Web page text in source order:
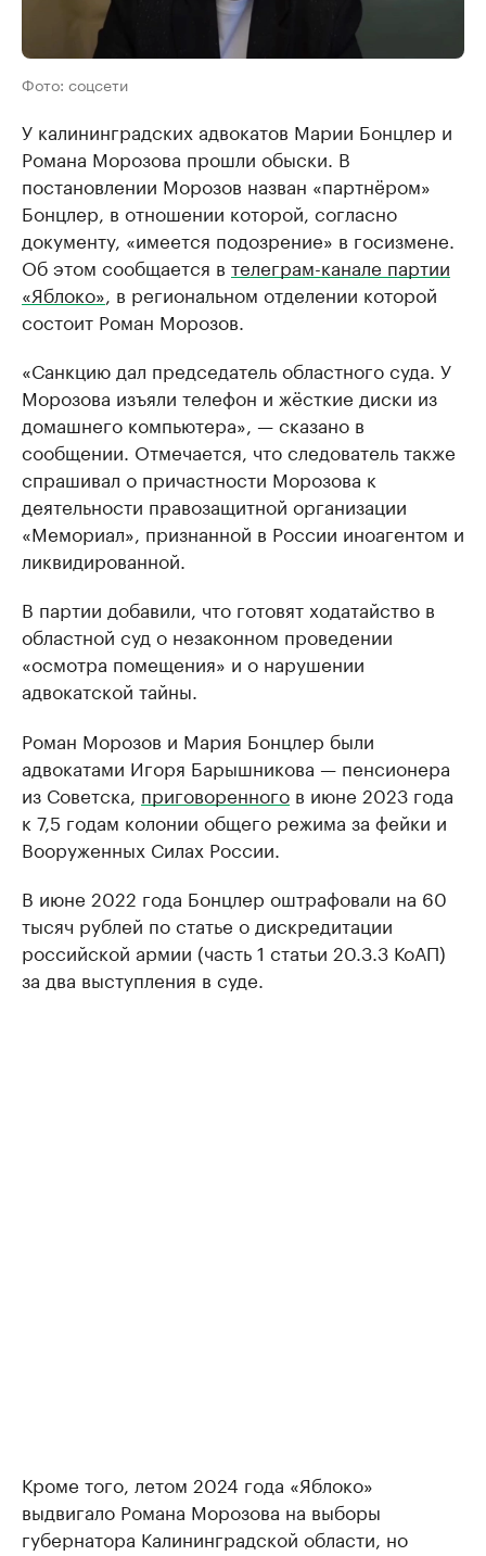
Фото: соцсети
У калининградских адвокатов Марии Бонцлер и
Романа Морозова прошли обыски. В
постановлении Морозов назван «партнёром»
Бонцлер, в отношении которой, согласно
документу, «имеется подозрение» в госизмене.
Об этом сообщается в телеграм-канале партии
«Яблоко» , в региональном отделении которой
состоит Роман Морозов.
«Санкцию дал председатель областного суда. У
Морозова изъяли телефон и жёсткие диски из
домашнего компьютера», — сказано в
сообщении. Отмечается, что следователь также
спрашивал о причастности Морозова к
деятельности правозащитной организации
«Мемориал», признанной в России иноагентом и
ликвидированной.
В партии добавили, что готовят ходатайство в
областной суд о незаконном проведении
«осмотра помещения» и о нарушении
адвокатской тайны.
Роман Морозов и Мария Бонцлер были
адвокатами Игоря Барышникова — пенсионера
из Советска, приговоренного в июне 2023 года
к 7,5 годам колонии общего режима за фейки и
Вооруженных Силах России.
В июне 2022 года Бонцлер оштрафовали на 60
тысяч рублей по статье о дискредитации
российской армии (часть 1 статьи 20.3.3 КоАП)
за два выступления в суде.
Кроме того, летом 2024 года «Яблоко»
выдвигало Романа Морозова на выборы
губернатора Калининградской области, но